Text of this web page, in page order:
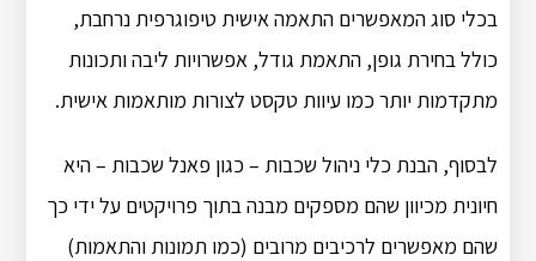
בכלי סוג המאפשרים התאמה אישית טיפוגרפית נרחבת,
כולל בחירת גופן, התאמת גודל, אפשרויות ליבה ותכונות
מתקדמות יותר כמו עיוות טקסט לצורות מותאמות אישית.
לבסוף, הבנת כלי ניהול שכבות – כגון פאנל שכבות – היא
חיונית מכיוון שהם מספקים מבנה בתוך פרויקטים על ידי כך
שהם מאפשרים לרכיבים מרובים (כמו תמונות והתאמות)